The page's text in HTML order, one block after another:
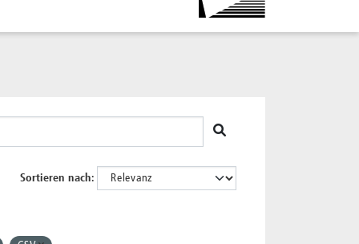
Sortieren nach